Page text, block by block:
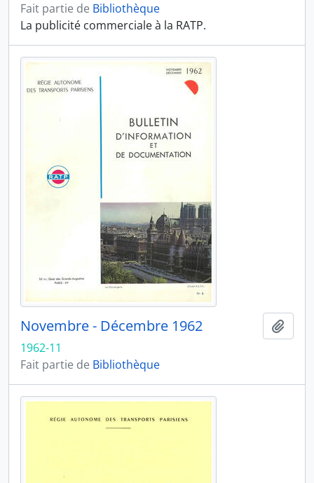
Fait partie de Bibliothèque
La publicité commerciale à la RATP.
Novembre - Décembre 1962
1962-11
Fait partie de Bibliothèque